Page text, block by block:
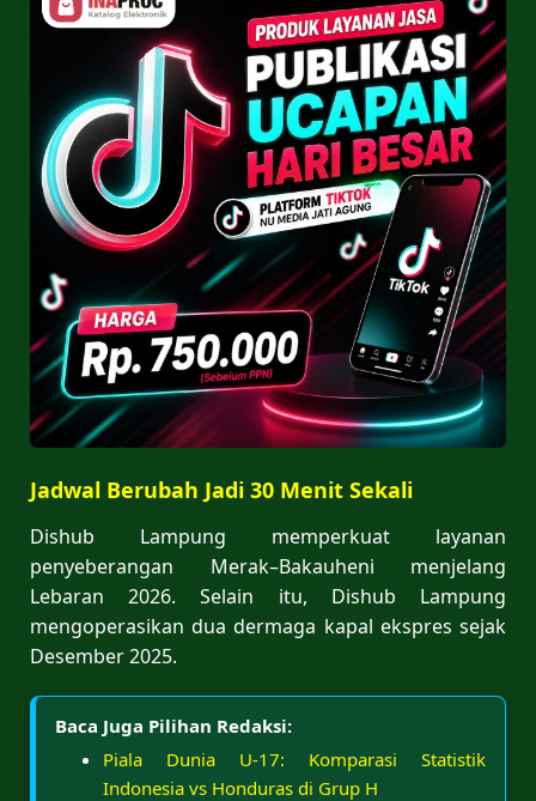
Jadwal Berubah Jadi 30 Menit Sekali
Dishub Lampung memperkuat layanan
penyeberangan Merak–Bakauheni menjelang
Lebaran 2026. Selain itu, Dishub Lampung
mengoperasikan dua dermaga kapal ekspres sejak
Desember 2025.
Baca Juga Pilihan Redaksi:
Piala Dunia U-17: Komparasi Statistik
Indonesia vs Honduras di Grup H